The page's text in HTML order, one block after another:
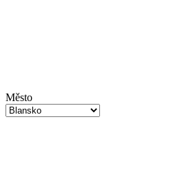
Město